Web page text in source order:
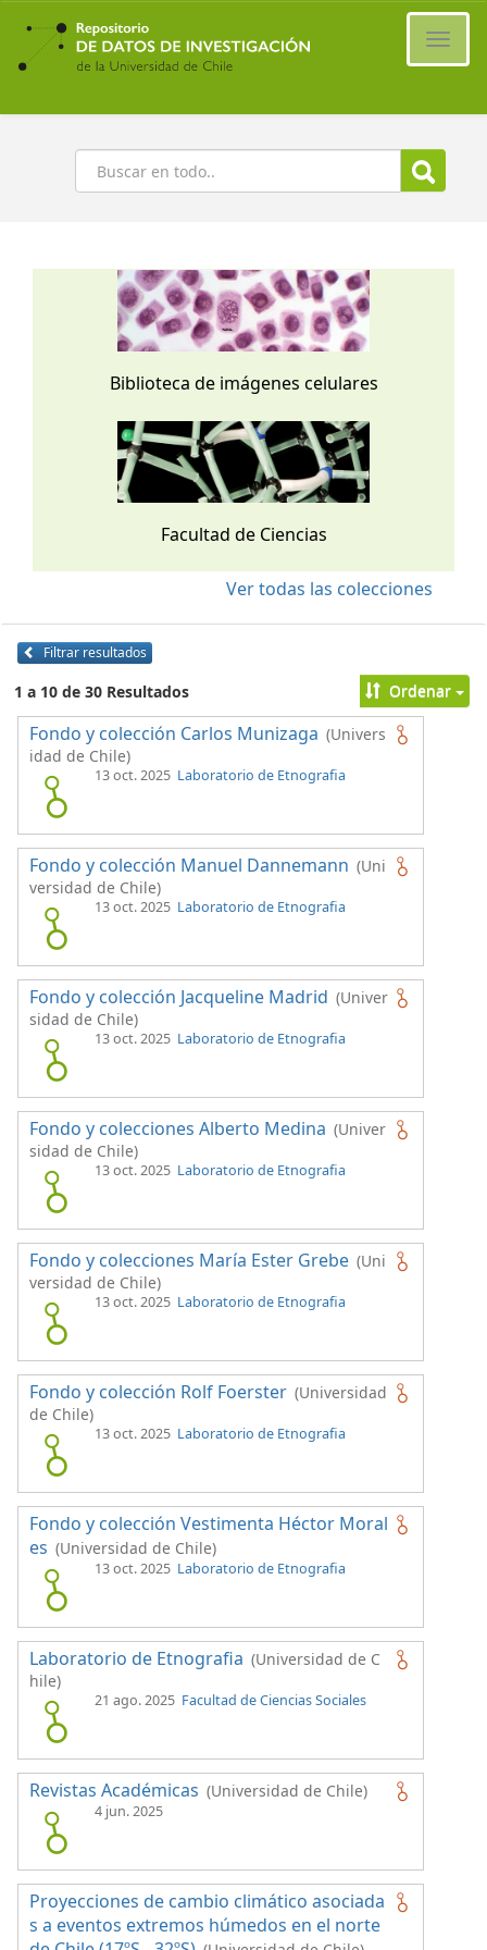
Ir
contenido
principal
Buscar
Biblioteca de imágenes celulares
Facultad de Ciencias
Ver todas las colecciones
Filtrar resultados
1 a 10 de 30 Resultados Ordenar
Fondo y colección Carlos Munizaga (Univers
idad de Chile)
13 oct. 2025 Laboratorio de Etnografia
Fondo y colección Manuel Dannemann (Uni
versidad de Chile)
13 oct. 2025 Laboratorio de Etnografia
Fondo y colección Jacqueline Madrid (Univer
sidad de Chile)
13 oct. 2025 Laboratorio de Etnografia
Fondo y colecciones Alberto Medina (Univer
sidad de Chile)
13 oct. 2025 Laboratorio de Etnografia
Fondo y colecciones María Ester Grebe (Uni
versidad de Chile)
13 oct. 2025 Laboratorio de Etnografia
Fondo y colección Rolf Foerster (Universidad
de Chile)
13 oct. 2025 Laboratorio de Etnografia
Fondo y colección Vestimenta Héctor Moral
es (Universidad de Chile)
13 oct. 2025 Laboratorio de Etnografia
Laboratorio de Etnografia (Universidad de C
hile)
21 ago. 2025 Facultad de Ciencias Sociales
Revistas Académicas (Universidad de Chile)
4 jun. 2025
Proyecciones de cambio climático asociada
s a eventos extremos húmedos en el norte